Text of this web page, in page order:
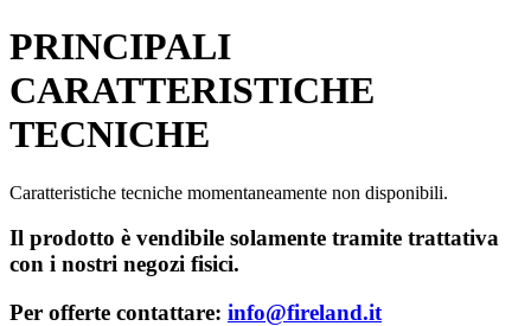
PRINCIPALI
CARATTERISTICHE
TECNICHE
Caratteristiche tecniche momentaneamente non disponibili.
Il prodotto è vendibile solamente tramite trattativa
con i nostri negozi fisici.
Per offerte contattare: info@fireland.it